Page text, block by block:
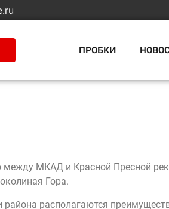
ПРОБКИ
между МКАД и Красной Пресной
Гора.
района располагаются